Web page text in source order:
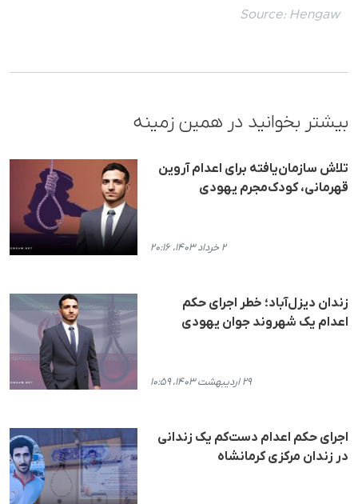
Source: Hengaw
بیشتر بخوانید در همین زمینه
تلاش سازمان‌یافته برای اعدام آروین
قهرمانی، کودک‌مجرم یهودی
۲ خرداد ۱۴۰۳، ۲۰:۱۶
زندان دیزل‌آباد؛ خطر اجرای حکم
اعدام یک شهروند جوان یهودی
۲۹ اردیبهشت ۱۴۰۳، ۱۰:۵۹
اجرای حکم اعدام دست‌کم یک زندانی
در زندان مرکزی کرمانشاه